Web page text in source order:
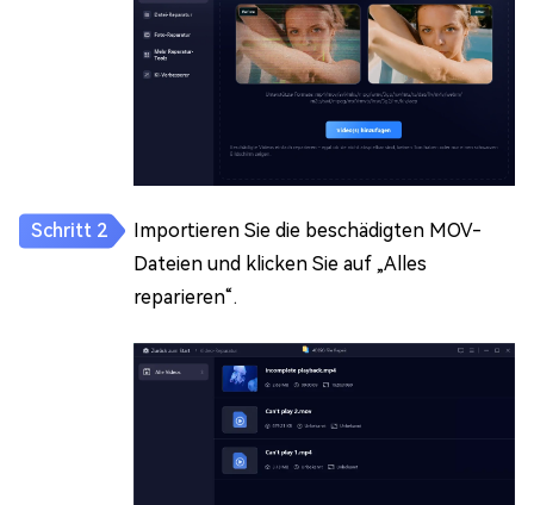
Importieren Sie die beschädigten MOV-
Dateien und klicken Sie auf „Alles
reparieren“.